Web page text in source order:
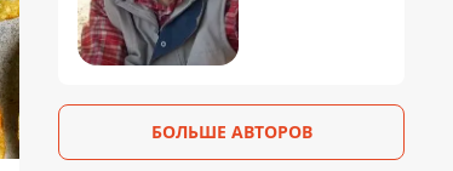
БОЛЬШЕ АВТОРОВ